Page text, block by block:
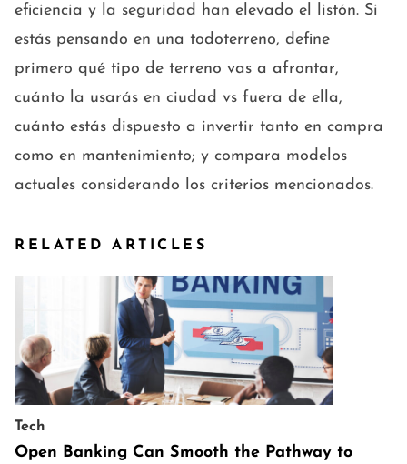
eficiencia y la seguridad han elevado el listón. Si
estás pensando en una todoterreno, define
primero qué tipo de terreno vas a afrontar,
cuánto la usarás en ciudad vs fuera de ella,
cuánto estás dispuesto a invertir tanto en compra
como en mantenimiento; y compara modelos
actuales considerando los criterios mencionados.
RELATED ARTICLES
Tech
Open Banking Can Smooth the Pathway to